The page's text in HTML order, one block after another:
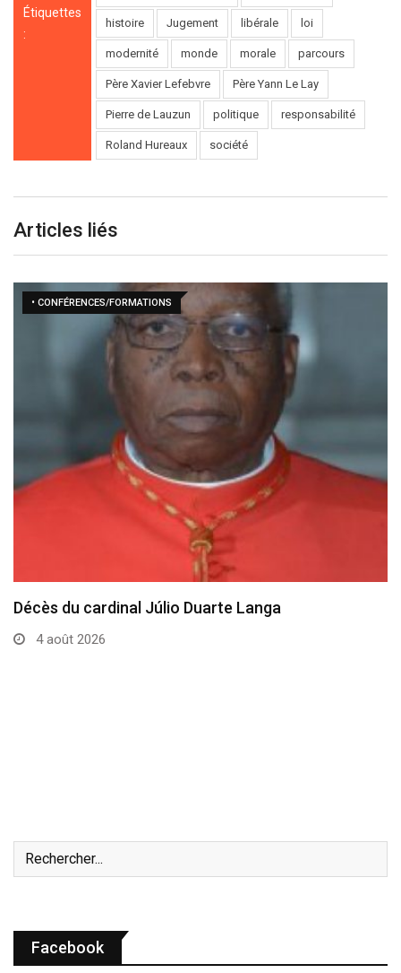
Étiquettes
:
histoire Jugement libérale loi
modernité monde morale parcours
Père Xavier Lefebvre Père Yann Le Lay
Pierre de Lauzun politique responsabilité
Roland Hureaux société
Articles liés
• CONFÉRENCES/FORMATIONS
Décès du cardinal Júlio Duarte Langa
4 août 2026
Facebook